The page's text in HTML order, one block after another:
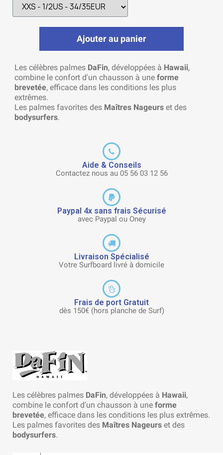
Ajouter au panier
Les célèbres palmes DaFin, développées à Hawaii,
combine le confort d'un chausson à une forme
brevetée, efficace dans les conditions les plus
extrêmes.
Les palmes favorites des Maîtres Nageurs et des
bodysurfers.
Aide & Conseils
Contactez nous au 05 56 03 12 56
Paypal 4x sans frais Sécurisé
avec Paypal ou Oney
Livraison Spécialisé
Votre Surfboard livré à domicile
Frais de port Gratuit
dès 150€ (hors planche de Surf)
Les célèbres palmes DaFin, développées à Hawaii,
combine le confort d'un chausson à une forme
brevetée, efficace dans les conditions les plus extrêmes.
Les palmes favorites des Maîtres Nageurs et des
bodysurfers.